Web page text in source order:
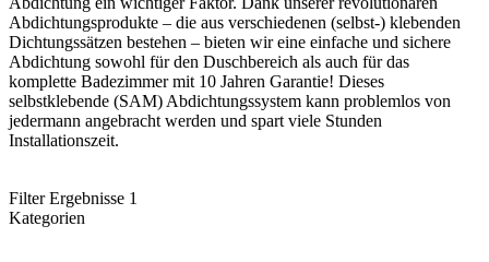
Abdichtungsprodukte – die aus verschiedenen (selbst-) klebenden
Dichtungssätzen bestehen – bieten wir eine einfache und sichere
Abdichtung sowohl für den Duschbereich als auch für das
komplette Badezimmer mit 10 Jahren Garantie! Dieses
selbstklebende (SAM) Abdichtungssystem kann problemlos von
jedermann angebracht werden und spart viele Stunden
Installationszeit.
Filter Ergebnisse 1
Kategorien